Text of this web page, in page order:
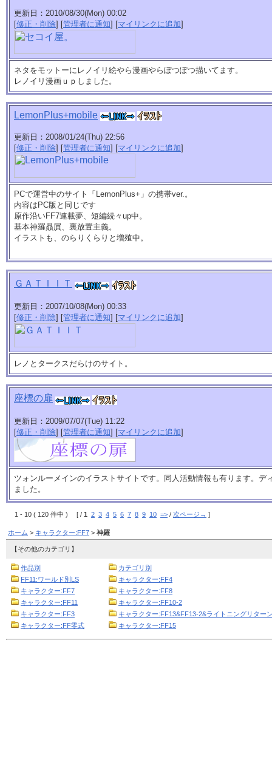
更新日：2010/08/30(Mon) 00:02
[修正・削除] [管理者に通知] [マイリンクに追加]
ネタをモットーにレノイリ絵やら漫画やらぽつぽつ描いてます。
レノイリ漫画ｕｐしました。
LemonPlus+mobile
更新日：2008/01/24(Thu) 22:56
[修正・削除] [管理者に通知] [マイリンクに追加]
PCで運営中のサイト「LemonPlus+」の携帯ver.。
内容はPC版と同じです
原作沿いFF7連載夢、短編続々up中。
基本神羅贔屓、裏放置主義。
イラストも、のらりくらりと増殖中。
ＧＡＴＩＩＴ
更新日：2007/10/08(Mon) 00:33
[修正・削除] [管理者に通知] [マイリンクに追加]
レノとタークスだらけのサイト。
座標の扉
更新日：2009/07/07(Tue) 11:22
[修正・削除] [管理者に通知] [マイリンクに追加]
ツォンルーメインのイラストサイトです。同人活動情報も有ります。デ
ました。
1 - 10 ( 120 件中 ) [ / 1 2 3 4 5 6 7 8 9 10 => / 次ページ→ ]
ホーム > キャラクター:FF7 > 神羅
【その他のカテゴリ】
作品別
カテゴリ別
FF11:ワールド別LS
キャラクター:FF4
キャラクター:FF7
キャラクター:FF8
キャラクター:FF11
キャラクター:FF10-2
キャラクター:FF3
キャラクター:FF13&FF13-2&ライトニングリター
キャラクター:FF零式
キャラクター:FF15